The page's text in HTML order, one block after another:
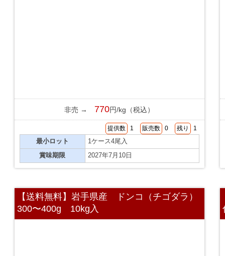
非売 → 770円/kg（税込）
提供数 1 販売数 0 残り 1
最小ロット
1ケース4尾入
賞味期限
2027年7月10日
【送料無料】岩手県産 ドンコ（チゴダラ）
300〜400g 10kg入